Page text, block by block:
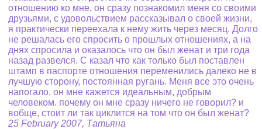
отношению ко мне, он сразу познакомил меня со своими
друзьями, с удовольствием рассказывал о своей жизни,
я практически переехала к нему жить через месяц. Долго
не решалась его спросить о прошлых отношениях, а на
днях спросила и оказалось что он был женат и три года
назад развелся. С казал что как только был поставлен
штамп в паспорте отношения переменились далеко не в
лучшую сторону, постоянная ругань. Меня все это очень
напогало, он мне кажется идеальным, добрым
человеком. почему он мне сразу ничего не говорил? и
вобще, стоит ли так циклится на том что он был женат?
25 February 2007, Татьяна